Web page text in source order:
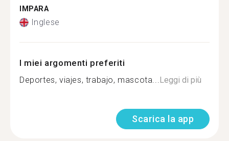
IMPARA
Inglese
I miei argomenti preferiti
Deportes, viajes, trabajo, mascota...Leggi di più
Scarica la app